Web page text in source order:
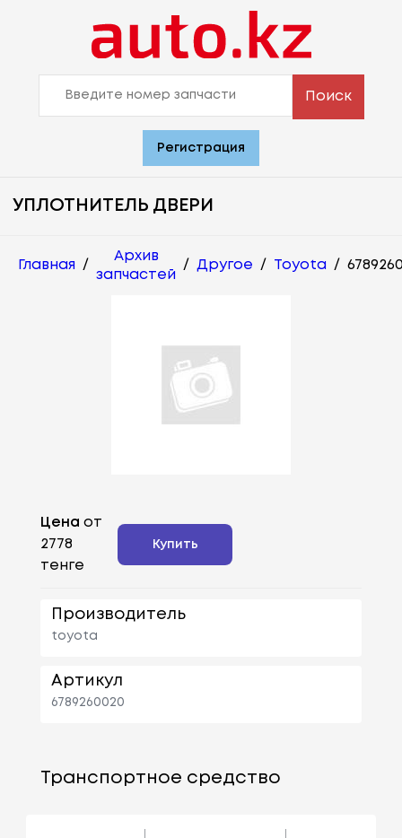
Поиск
Регистрация
УПЛОТНИТЕЛЬ ДВЕРИ
Главная /
Архив
запчастей
/ Другое / Toyota /
Цена от
2778
тенге
Купить
Производитель
toyota
Артикул
6789260020
Транспортное средство